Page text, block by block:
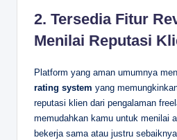
2. Tersedia Fitur
Menilai Reputasi
Platform yang aman umumnya
rating system yang
reputasi klien dari pengalaman
memudahkan kamu untuk menilai
bekerja sama atau justru